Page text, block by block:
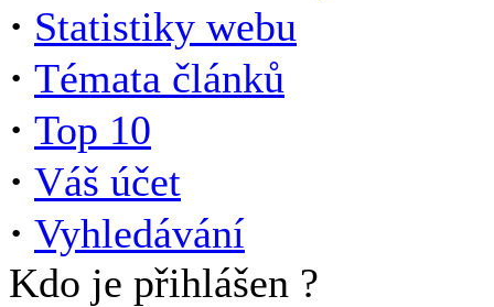
· Statistiky webu
· Témata článků
· Top 10
· Váš účet
· Vyhledávání
Kdo je přihlášen ?